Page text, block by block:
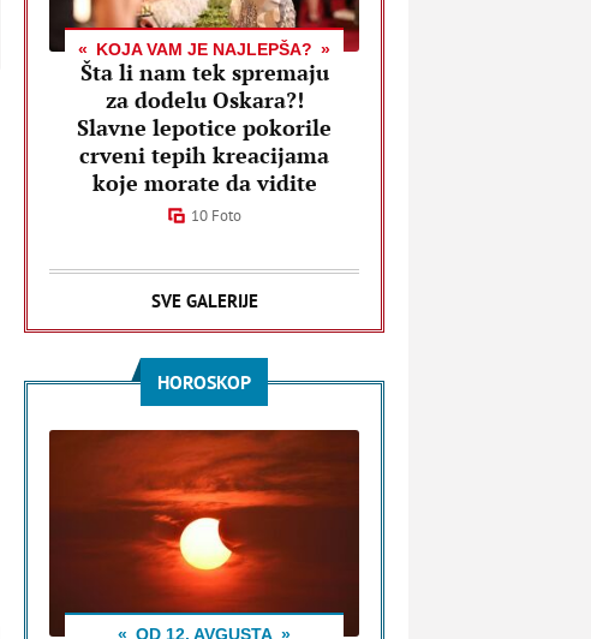
KOJA VAM JE NAJLEPŠA?
Šta li nam tek spremaju
za dodelu Oskara?!
Slavne lepotice pokorile
crveni tepih kreacijama
koje morate da vidite
10 Foto
SVE GALERIJE
HOROSKOP
OD 12. AVGUSTA